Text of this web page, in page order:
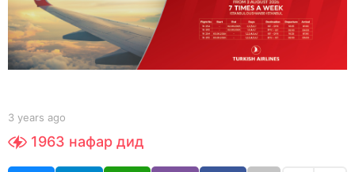
r
s
a
o
b
S
h
3 years ago
e
1963 нафар дид